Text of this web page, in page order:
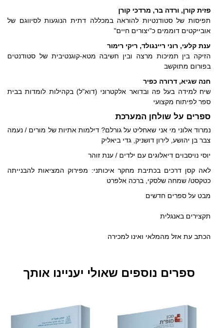
פזית קורן, ורדה בר, מרדכי קורן
תפיסות של סטודנטיות להוראה במכללה דתית הנוגעות לסיווגם של
אובייקטים דוממים כ"יצורים חיים"
ענת קלעי, רוני ריינגולד, ריקי רימור
הזיקה בין תמיכות מרצה ובין חשיבה מטא-קוגנטיבית של סטודנטים
בפורום מתוקשב
חנה שגיא, דרורה כפיר
שיח למידה בעל פה ובדואר אלקטרוני (דוא"ל) בקהילות לומדות בבית
ספר לפיתוח מקצועי
ספרים על שולחן המערכת
נמרוד אלוני מי אני שאחליט על גורלם? דילמות אתיות של מורים / נעמה
צבר בן יהושע, לירון דושניק, גדי ביאליק
יוסי נויסבוים דיאלוגים עם ילדים / ענת זוהר
לאה קסן דרכים בכתיבת מחקר איכותני: מפירוק המציאות להבנייתה
כטקסט/ שמחה שלסקי, ברכה אלפרט
מבט על ספרים חדשים
תקצירים באנגלית
הכתב עת אזל מהמלאי ואינו למכירה
ספרים נוספים שאולי יעניינו אותך